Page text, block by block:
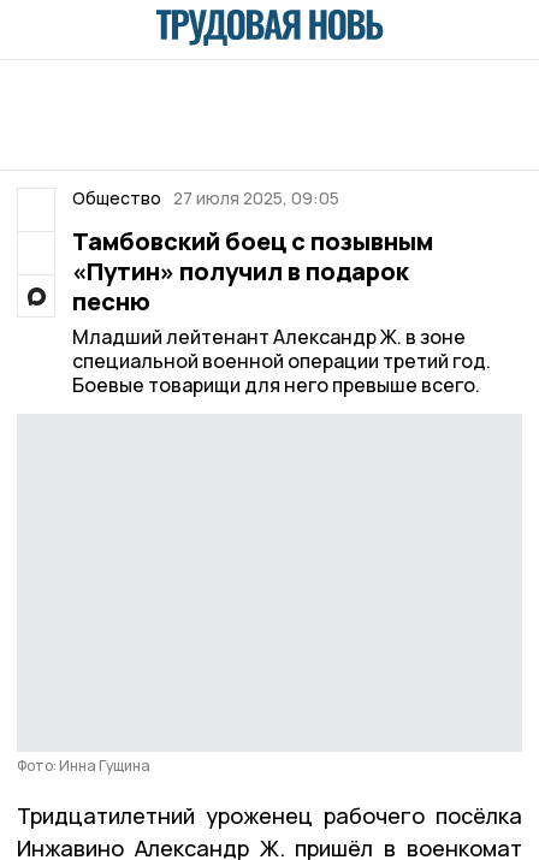
Общество 27 июля 2025, 09:05
Тамбовский боец с позывным
«Путин» получил в подарок
песню
Младший лейтенант Александр Ж. в зоне
специальной военной операции третий год.
Боевые товарищи для него превыше всего.
Фото: Инна Гущина
Тридцатилетний уроженец рабочего посёлка
Инжавино Александр Ж. пришёл в военкомат